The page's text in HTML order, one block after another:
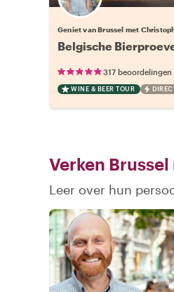
Geniet van Brussel met
Belgische
317 beoordelingen
WINE & BEER TOUR
Verken Brussel
Leer over hun